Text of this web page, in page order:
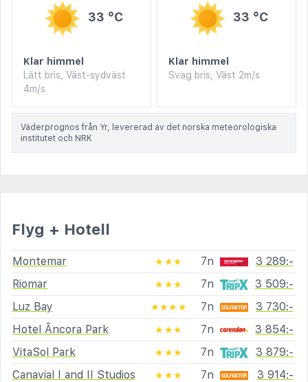
33 °C
Klar himmel
Lätt bris, Väst-sydväst
4m/s
33 °C
Klar himmel
Svag bris, Väst 2m/s
Väderprognos från Yr, levererad av det norska meteorologiska
institutet och NRK
Flyg + Hotell
Montemar ★★★ 7n
3 289:-
Riomar
★★★ 7n
3 509:-
Luz Bay
★★★★ 7n
3 730:-
Hotel Âncora Park
★★★ 7n
3 854:-
VitaSol Park
★★★ 7n
3 879:-
Canavial I and II Studios
★★★ 7n
3 914:-